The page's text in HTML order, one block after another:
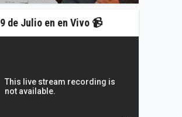
9 de Julio en en Vivo 📹